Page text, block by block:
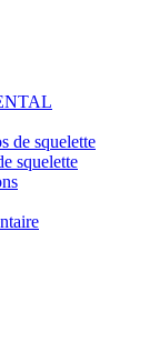
de squelette
squelette